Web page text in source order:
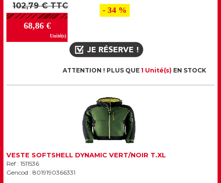
102,79 € TTC
68,86 €
Unité(s)
- 34 %
ATTENTION ! PLUS QUE 1 Unité(s) EN STOCK
VESTE SOFTSHELL DYNAMIC VERT/NOIR T.XL
Réf : 1511536
Gencod : 8019190366331